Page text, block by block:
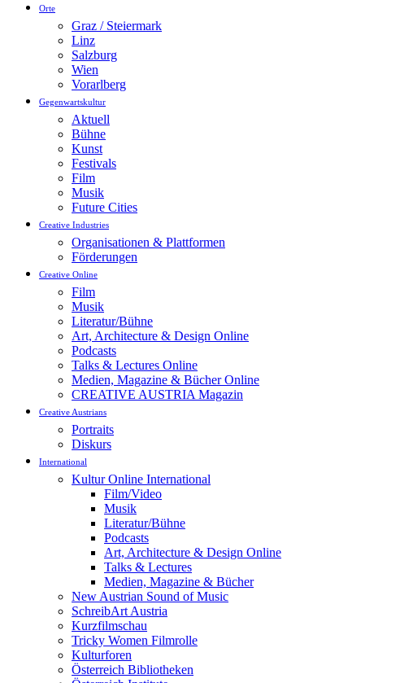
Orte
Graz / Steiermark
Linz
Salzburg
Wien
Vorarlberg
Gegenwartskultur
Aktuell
Bühne
Kunst
Festivals
Film
Musik
Future Cities
Creative Industries
Organisationen & Plattformen
Förderungen
Creative Online
Film
Musik
Literatur/Bühne
Art, Architecture & Design Online
Podcasts
Talks & Lectures Online
Medien, Magazine & Bücher Online
CREATIVE AUSTRIA Magazin
Creative Austrians
Portraits
Diskurs
International
Kultur Online International
Film/Video
Musik
Literatur/Bühne
Podcasts
Art, Architecture & Design Online
Talks & Lectures
Medien, Magazine & Bücher
New Austrian Sound of Music
SchreibArt Austria
Kurzfilmschau
Tricky Women Filmrolle
Kulturforen
Österreich Bibliotheken